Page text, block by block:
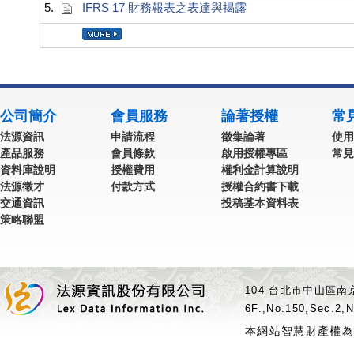
5. IFRS 17 財務報表之表達與揭露
公司簡介
法源資訊
產品服務
資料庫說明
法源徵才
交通資訊
策略聯盟
會員服務
申請流程
會員條款
授權費用
付款方式
論著授權
徵集論著
啟用授權專區
權利金計算說明
授權合約書下載
投稿基本資料表
常
使
常
104 台北市中山區
本網站智慧財產權